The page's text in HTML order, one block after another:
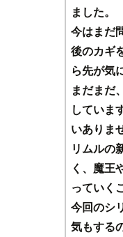
ました。
今はまだ
後のカギ
ら先が気
まだまだ
していま
いありま
リムルの
く、魔王
っていく
今回のシ
気もする